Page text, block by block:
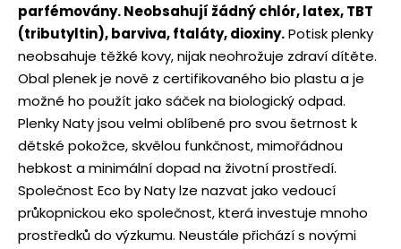
parfémovány. Neobsahují žádný chlór, latex, TBT
(tributyltin), barviva, ftaláty, dioxiny.Potisk plenky
neobsahuje těžké kovy, nijak neohrožuje zdraví dítěte.
Obal plenek je nově z certifikovaného bio plastu a je
možné ho použít jako sáček na biologický odpad.
Plenky Naty jsou velmi oblíbené pro svou šetrnost k
dětské pokožce, skvělou funkčnost, mimořádnou
hebkost a minimální dopad na životní prostředí.
Společnost Eco by Naty lze nazvat jako vedoucí
průkopnickou eko společnost, která investuje mnoho
prostředků do výzkumu. Neustále přichází s novými